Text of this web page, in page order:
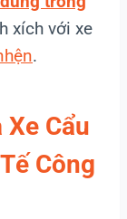
xích với xe
.
Cẩu
Công